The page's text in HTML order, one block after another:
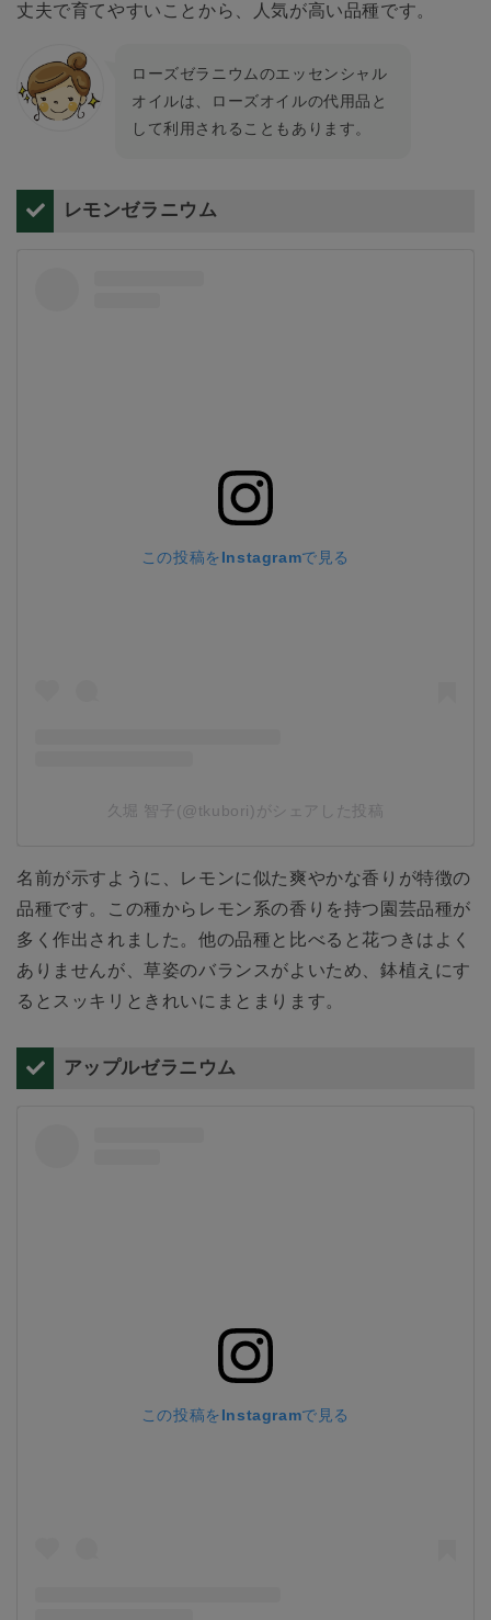
丈夫で育てやすいことから、人気が高い品種です。
ローズゼラニウムのエッセンシャル
オイルは、ローズオイルの代用品と
して利用されることもあります。
レモンゼラニウム
この投稿をInstagramで見る
久堀 智子(@tkubori)がシェアした投稿
名前が示すように、レモンに似た爽やかな香りが特徴の
品種です。この種からレモン系の香りを持つ園芸品種が
多く作出されました。他の品種と比べると花つきはよく
ありませんが、草姿のバランスがよいため、鉢植えにす
るとスッキリときれいにまとまります。
アップルゼラニウム
この投稿をInstagramで見る